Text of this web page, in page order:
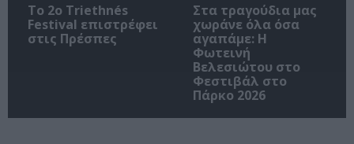
Το 2ο Triethnés
Festival επιστρέφει
στις Πρέσπες
Στα τραγούδια μας
χωράνε όλα όσα
αγαπάμε: Η
Φωτεινή
Βελεσιώτου στο
Φεστιβάλ στο
Πάρκο 2026